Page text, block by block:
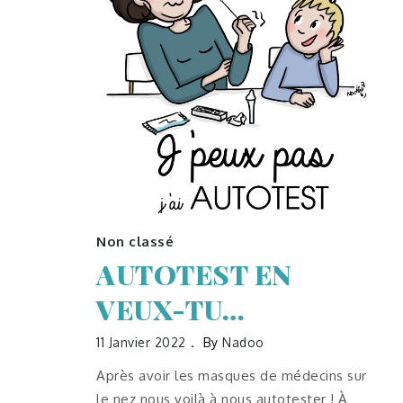
Non classé
AUTOTEST EN
VEUX-TU…
11 Janvier 2022 By Nadoo
Après avoir les masques de médecins sur
le nez nous voilà à nous autotester ! À